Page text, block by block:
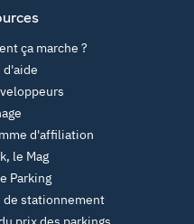
ça marche ?
d'aide
d'affiliation
le Mag
Parking
de stationnement